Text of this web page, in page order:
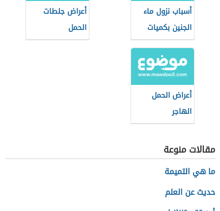
أسباب نزول ماء
الجنين بكميات
قليلة
أعراض جلطات
الحمل
أعراض الحمل
الهاجر
مقالات منوعة
ما هي التميمة
حديث عن العلم